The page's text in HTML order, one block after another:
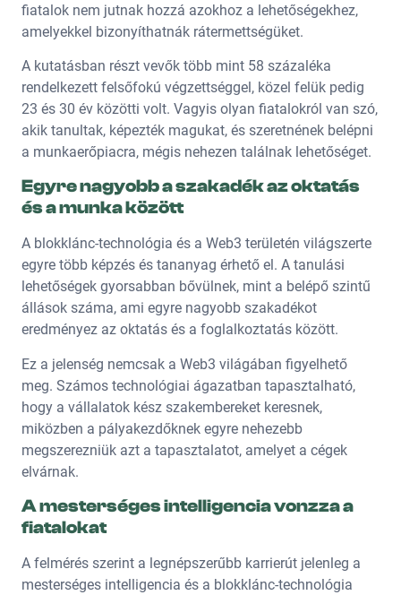
fiatalok nem jutnak hozzá azokhoz a lehetőségekhez,
amelyekkel bizonyíthatnák rátermettségüket.
A kutatásban részt vevők több mint 58 százaléka
rendelkezett felsőfokú végzettséggel, közel felük pedig
23 és 30 év közötti volt. Vagyis olyan fiatalokról van szó,
akik tanultak, képezték magukat, és szeretnének belépni
a munkaerőpiacra, mégis nehezen találnak lehetőséget.
Egyre nagyobb a szakadék az oktatás
és a munka között
A blokklánc-technológia és a Web3 területén világszerte
egyre több képzés és tananyag érhető el. A tanulási
lehetőségek gyorsabban bővülnek, mint a belépő szintű
állások száma, ami egyre nagyobb szakadékot
eredményez az oktatás és a foglalkoztatás között.
Ez a jelenség nemcsak a Web3 világában figyelhető
meg. Számos technológiai ágazatban tapasztalható,
hogy a vállalatok kész szakembereket keresnek,
miközben a pályakezdőknek egyre nehezebb
megszerezniük azt a tapasztalatot, amelyet a cégek
elvárnak.
A mesterséges intelligencia vonzza a
fiatalokat
A felmérés szerint a legnépszerűbb karrierút jelenleg a
mesterséges intelligencia és a blokklánc-technológia